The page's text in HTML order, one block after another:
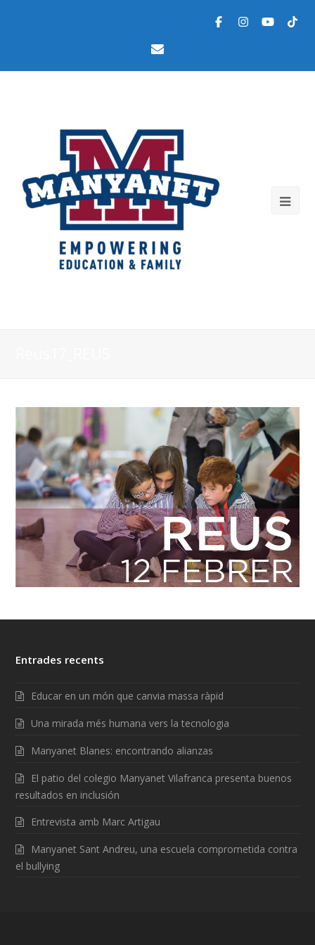
Entrades recents
Educar en un món que canvia massa ràpid
Una mirada més humana vers la tecnologia
Manyanet Blanes: encontrando alianzas
El patio del colegio Manyanet Vilafranca presenta buenos
resultados en inclusión
Entrevista amb Marc Artigau
Manyanet Sant Andreu, una escuela comprometida contra
el bullying